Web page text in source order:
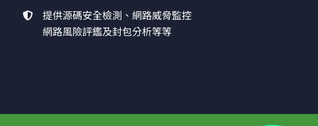
提供源碼安全檢測、網路威脅監控
網路風險評鑑及封包分析等等